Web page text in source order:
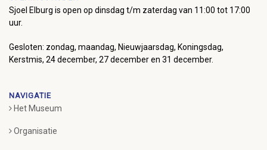
Sjoel Elburg is open op dinsdag t/m zaterdag van 11:00 tot 17:00
uur.
Gesloten: zondag, maandag, Nieuwjaarsdag, Koningsdag,
Kerstmis, 24 december, 27 december en 31 december.
NAVIGATIE
Het Museum
Organisatie